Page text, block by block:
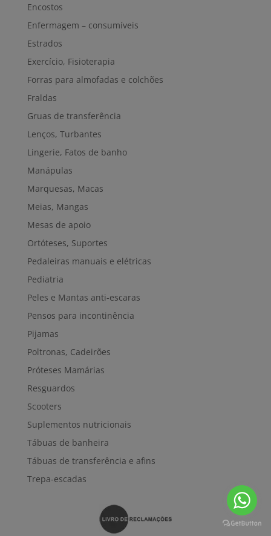
Encostos
Enfermagem – consumíveis
Estrados
Exercício, Fisioterapia
Forras para almofadas e colchões
Fraldas
Gruas de transferência
Lenços, Turbantes
Lingerie, Fatos de banho
Manápulas
Marquesas, Macas
Meias, Mangas
Mesas de apoio
Ortóteses, Suportes
Pedaleiras manuais e elétricas
Pediatria
Peles e Mantas anti-escaras
Pensos para incontinência
Pijamas
Poltronas, Cadeirões
Próteses Mamárias
Resguardos
Scooters
Suplementos nutricionais
Tábuas de banheira
Tábuas de transferência e afins
Trepa-escadas